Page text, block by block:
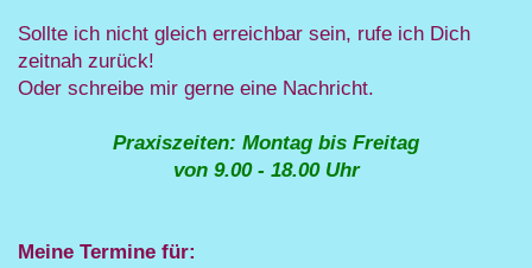
Sollte ich nicht gleich erreichbar sein, rufe ich Dich
zeitnah zurück!
Oder schreibe mir gerne eine Nachricht.
Praxiszeiten: Montag bis Freitag
von 9.00 - 18.00 Uhr
Meine Termine für: